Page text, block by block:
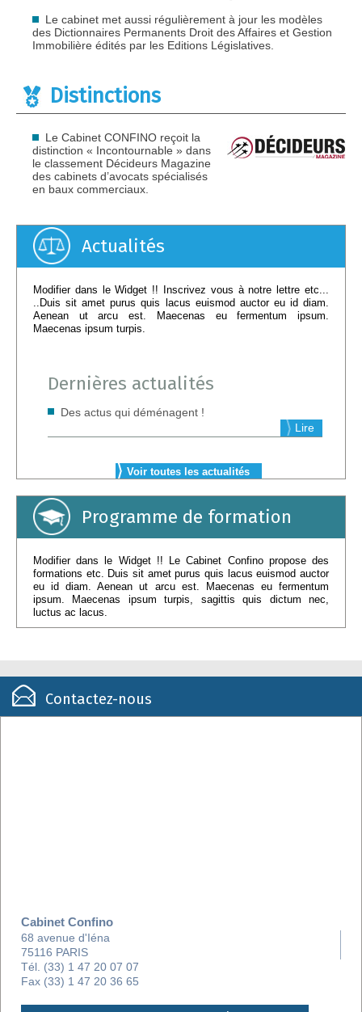
Le cabinet met aussi régulièrement à jour les modèles
des Dictionnaires Permanents Droit des Affaires et Gestion
Immobilière édités par les Editions Législatives.
Distinctions
Le Cabinet CONFINO reçoit la
distinction « Incontournable » dans
le classement Décideurs Magazine
des cabinets d’avocats spécialisés
en baux commerciaux.
Actualités
Modifier dans le Widget !! Inscrivez vous à notre lettre etc...
..Duis sit amet purus quis lacus euismod auctor eu id diam.
Aenean ut arcu est. Maecenas eu fermentum ipsum.
Maecenas ipsum turpis.
Dernières actualités
Des actus qui déménagent !
Lire
Voir toutes les actualités
Programme de formation
Modifier dans le Widget !! Le Cabinet Confino propose des
formations etc. Duis sit amet purus quis lacus euismod auctor
eu id diam. Aenean ut arcu est. Maecenas eu fermentum
ipsum. Maecenas ipsum turpis, sagittis quis dictum nec,
luctus ac lacus.
Contactez-nous
Cabinet Confino
68 avenue d'Iéna
75116 PARIS
Tél. (33) 1 47 20 07 07
Fax (33) 1 47 20 36 65